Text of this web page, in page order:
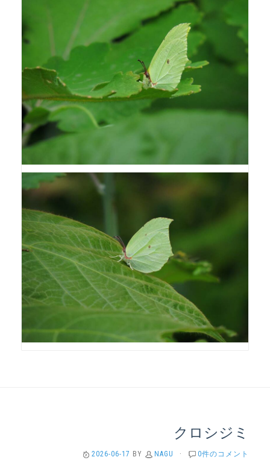
クロシジミ
2026-06-17 BY NAGU · 0件のコメント